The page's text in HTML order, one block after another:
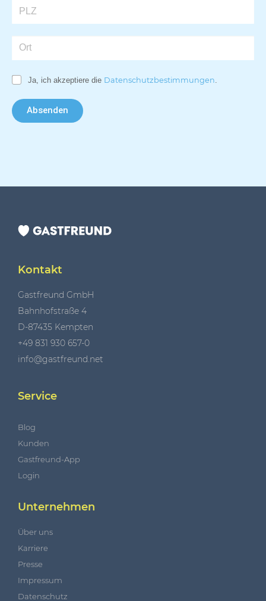
Ja, ich akzeptiere die Datenschutzbestimmungen.
Absenden
Kontakt
Gastfreund GmbH
Bahnhofstraße 4
D-87435 Kempten
+49 831 930 657-0
info@gastfreund.net
Service
Blog
Kunden
Gastfreund-App
Login
Unternehmen
Über uns
Karriere
Presse
Impressum
Datenschutz